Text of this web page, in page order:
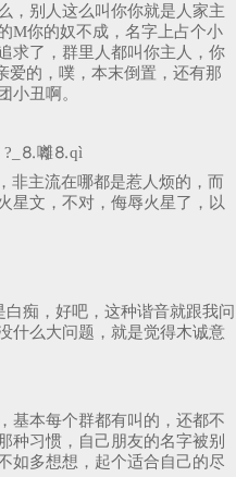
，别人这么叫你你就是人家主
M你的奴不成，名字上占个小
求了，群里人都叫你主人，你
爱的，噗，本末倒置，还有那
小丑啊。
?_⒏囄⒏qì
非主流在哪都是惹人烦的，而
星文，不对，侮辱火星了，以
白痴，好吧，这种谐音就跟我问
什么大问题，就是觉得木诚意
基本每个群都有叫的，还都不
种习惯，自己朋友的名字被别
如多想想，起个适合自己的尽